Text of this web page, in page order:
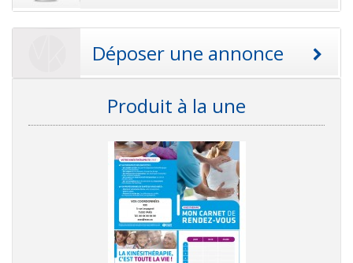
Déposer une annonce
Produit à la une